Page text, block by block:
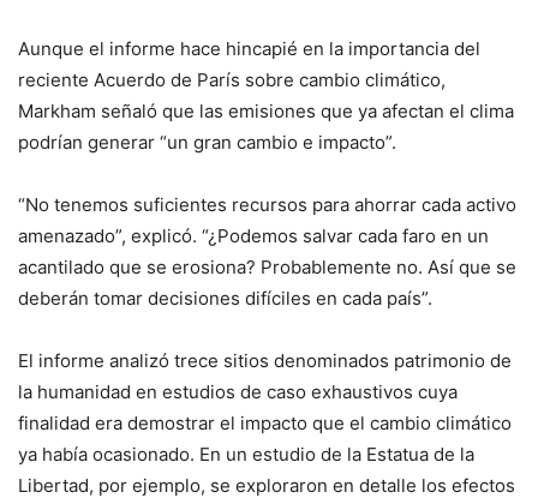
Aunque el informe hace hincapié en la importancia del
reciente Acuerdo de París sobre cambio climático,
Markham señaló que las emisiones que ya afectan el clima
podrían generar “un gran cambio e impacto”.
“No tenemos suficientes recursos para ahorrar cada activo
amenazado”, explicó. “¿Podemos salvar cada faro en un
acantilado que se erosiona? Probablemente no. Así que se
deberán tomar decisiones difíciles en cada país”.
El informe analizó trece sitios denominados patrimonio de
la humanidad en estudios de caso exhaustivos cuya
finalidad era demostrar el impacto que el cambio climático
ya había ocasionado. En un estudio de la Estatua de la
Libertad, por ejemplo, se exploraron en detalle los efectos